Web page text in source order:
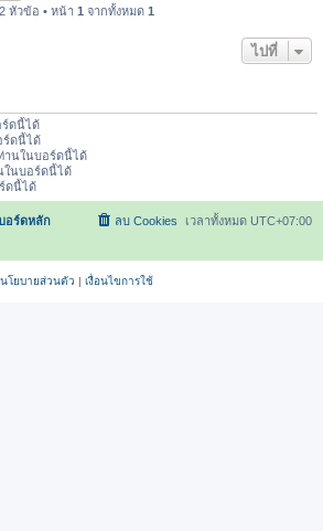
2 หัวข้อ • หน้า 1 จากทั้งหมด 1
ไปที่
ร์ดนี้ได้
ร์ดนี้ได้
านในบอร์ดนี้ได้
ในบอร์ดนี้ได้
ดนี้ได้
อร์ดหลัก เวลาทั้งหมด UTC+07:00
ลบ Cookies
นโยบายส่วนตัว | เงื่อนไขการใช้